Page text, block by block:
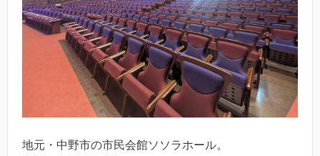
地元・中野市の市民会館ソソラホール。